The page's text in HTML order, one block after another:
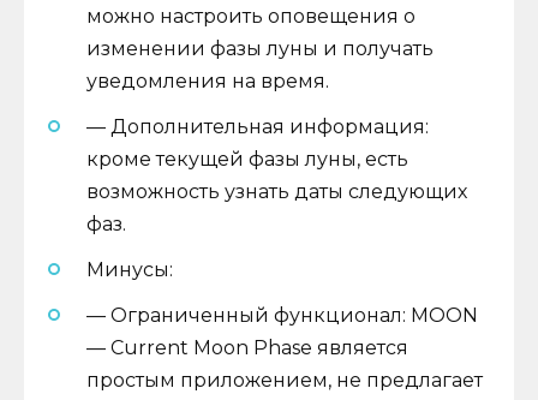
можно настроить оповещения о
изменении фазы луны и получать
уведомления на время.
— Дополнительная информация:
кроме текущей фазы луны, есть
возможность узнать даты следующих
фаз.
Минусы:
— Ограниченный функционал: MOON
— Current Moon Phase является
простым приложением, не предлагает